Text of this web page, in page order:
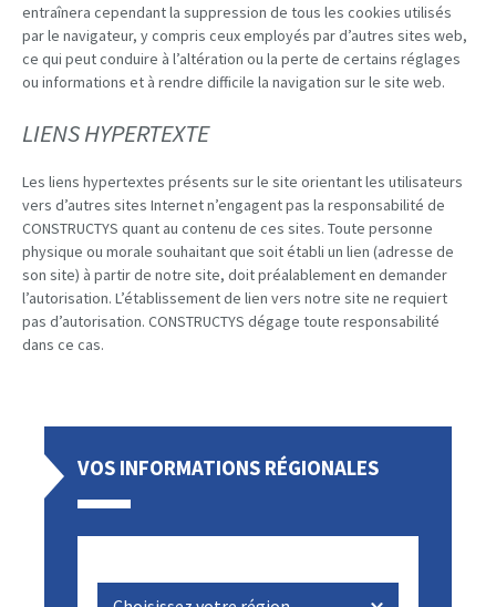
entraînera cependant la suppression de tous les cookies utilisés
par le navigateur, y compris ceux employés par d’autres sites web,
ce qui peut conduire à l’altération ou la perte de certains réglages
ou informations et à rendre difficile la navigation sur le site web.
LIENS HYPERTEXTE
Les liens hypertextes présents sur le site orientant les utilisateurs
vers d’autres sites Internet n’engagent pas la responsabilité de
CONSTRUCTYS quant au contenu de ces sites. Toute personne
physique ou morale souhaitant que soit établi un lien (adresse de
son site) à partir de notre site, doit préalablement en demander
l’autorisation. L’établissement de lien vers notre site ne requiert
pas d’autorisation. CONSTRUCTYS dégage toute responsabilité
dans ce cas.
VOS INFORMATIONS RÉGIONALES